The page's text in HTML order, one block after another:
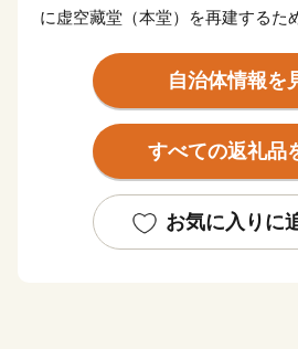
に虚空藏堂（本堂）を再建するた
く力強そうな赤毛の牛の群れが現
ていた黒毛の牛を助けた”という
「赤べこ伝説発祥の地」です。町
見することができます。
また、「いで湯の里」として知
２年に圓藏寺境内でボーリングを
自治体情報を
すべての返礼品
お気に入りに